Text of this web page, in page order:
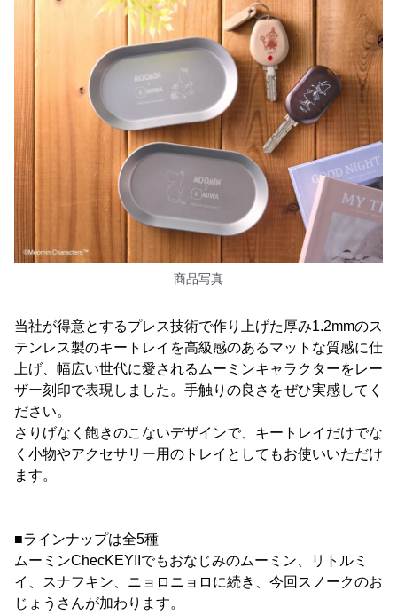
商品写真
当社が得意とするプレス技術で作り上げた厚み1.2mmのス
テンレス製のキートレイを高級感のあるマットな質感に仕
上げ、幅広い世代に愛されるムーミンキャラクターをレー
ザー刻印で表現しました。手触りの良さをぜひ実感してく
ださい。
さりげなく飽きのこないデザインで、キートレイだけでな
く小物やアクセサリー用のトレイとしてもお使いいただけ
ます。
■ラインナップは全5種
ムーミンChecKEYIIでもおなじみのムーミン、リトルミ
イ、スナフキン、ニョロニョロに続き、今回スノークのお
じょうさんが加わります。